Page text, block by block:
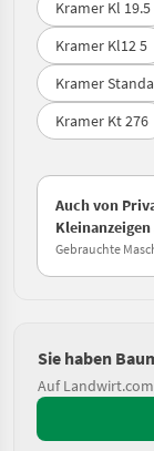
Kramer Kl 19.5
Kramer Kl12 5
Kramer
Kramer Kt 276
Auch von
Kleinanzeigen
Gebrauchte
Sie haben
Auf